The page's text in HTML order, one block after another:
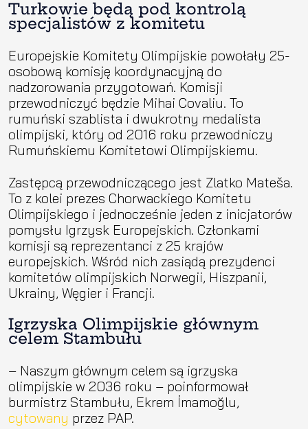
Turkowie będą pod kontrolą
specjalistów z komitetu
Europejskie Komitety Olimpijskie powołały 25-
osobową komisję koordynacyjną do
nadzorowania przygotowań. Komisji
przewodniczyć będzie Mihai Covaliu. To
rumuński szablista i dwukrotny medalista
olimpijski, który od 2016 roku przewodniczy
Rumuńskiemu Komitetowi Olimpijskiemu.
Zastępcą przewodniczącego jest Zlatko Mateša.
To z kolei prezes Chorwackiego Komitetu
Olimpijskiego i jednocześnie jeden z inicjatorów
pomysłu Igrzysk Europejskich. Członkami
komisji są reprezentanci z 25 krajów
europejskich. Wśród nich zasiądą prezydenci
komitetów olimpijskich Norwegii, Hiszpanii,
Ukrainy, Węgier i Francji.
Igrzyska Olimpijskie głównym
celem Stambułu
– Naszym głównym celem są igrzyska
olimpijskie w 2036 roku – poinformował
burmistrz Stambułu, Ekrem İmamoğlu,
cytowany przez PAP.